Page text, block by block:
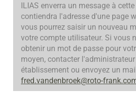
ILIAS enverra un message à
contiendra l'adresse d'une page
vous pourrez saisir un nouveau
votre compte utilisateur. Si vous
obtenir un mot de passe pour
moyen, contacter
établissement ou envoyez un
fred.vandenbroek@roto-